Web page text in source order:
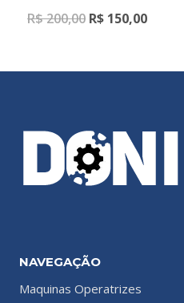
R$200,00 R$ 150,00
NAVEGAÇÃO
Maquinas Operatrizes